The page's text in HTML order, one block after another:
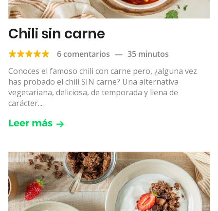
Chili sin carne
6 comentarios — 35 minutos
Conoces el famoso chili con carne pero, ¿alguna vez
has probado el chili SIN carne? Una alternativa
vegetariana, deliciosa, de temporada y llena de
carácter....
Leer más